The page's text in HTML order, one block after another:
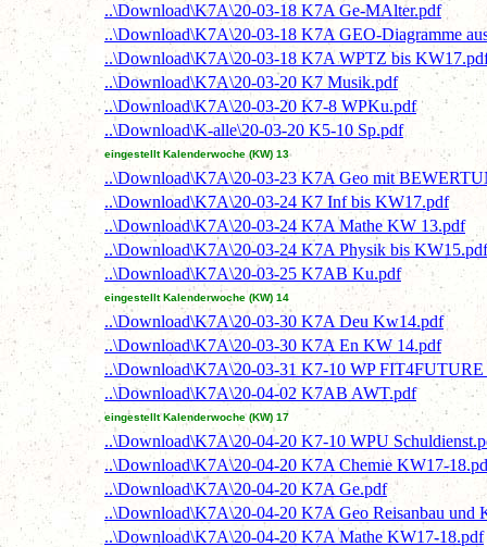
..\Download\K7A\20-03-18 K7A Ge-MAlter.pdf
..\Download\K7A\20-03-18 K7A GEO-Diagramme
..\Download\K7A\20-03-18 K7A WPTZ bis
..\Download\K7A\20-03-20 K7 Musik.pdf
..\Download\K7A\20-03-20 K7-8 WPKu.pdf
..\Download\K-alle\20-03-20 K5-10 Sp.pdf
eingestellt Kalenderwoche (KW) 13
..\Download\K7A\20-03-23 K7A Geo mit
..\Download\K7A\20-03-24 K7 Inf bis KW17.pdf
..\Download\K7A\20-03-24 K7A Mathe KW 13.pdf
..\Download\K7A\20-03-24 K7A Physik bis KW15.pdf
..\Download\K7A\20-03-25 K7AB Ku.pdf
eingestellt Kalenderwoche (KW) 14
..\Download\K7A\20-03-30 K7A Deu Kw14.pdf
..\Download\K7A\20-03-30 K7A En KW 14.pdf
..\Download\K7A\20-03-31 K7-10 WP FIT4FUTURE
..\Download\K7A\20-04-02 K7AB AWT.pdf
eingestellt Kalenderwoche (KW) 17
..\Download\K7A\20-04-20 K7-10 WPU
..\Download\K7A\20-04-20 K7A Chemie KW17-
..\Download\K7A\20-04-20 K7A Ge.pdf
..\Download\K7A\20-04-20 K7A Geo Reisanbau
..\Download\K7A\20-04-20 K7A Mathe KW17-18.pdf